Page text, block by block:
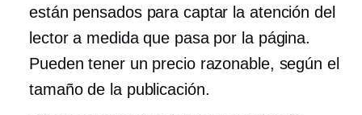
están pensados ​​para captar la atención del
lector a medida que pasa por la página.
Pueden tener un precio razonable, según el
tamaño de la publicación.